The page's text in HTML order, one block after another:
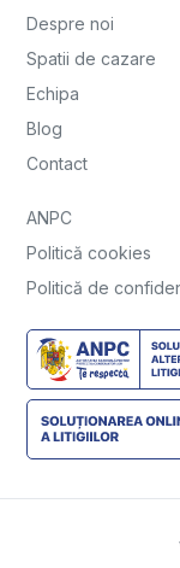
Despre noi
Spatii de cazare
Echipa
Blog
Contact
ANPC
Politică cookies
Politică de